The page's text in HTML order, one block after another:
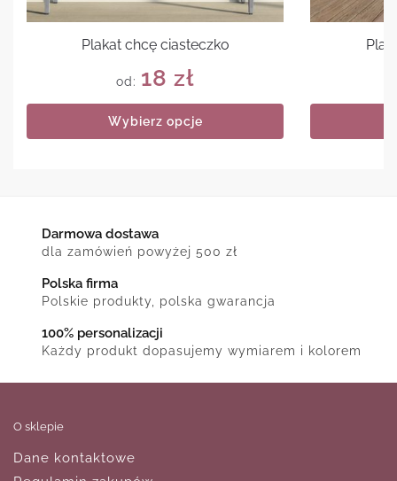
Plakat chcę ciasteczko
od: 18 zł
Wybierz opcje
Darmowa dostawa
dla zamówień powyżej 500 zł
Polska firma
Polskie produkty, polska gwarancja
100% personalizacji
Każdy produkt dopasujemy wymiarem i kolorem
O sklepie
Dane kontaktowe